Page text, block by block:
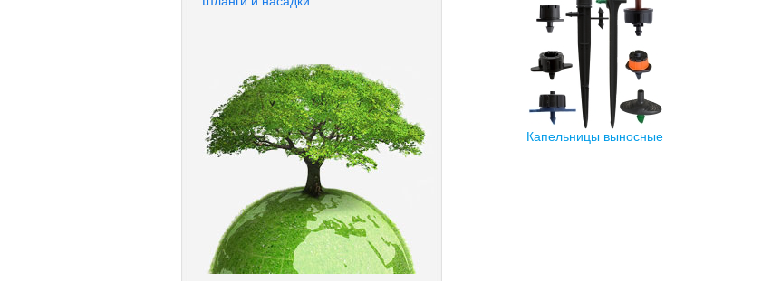
Капельницы выносные